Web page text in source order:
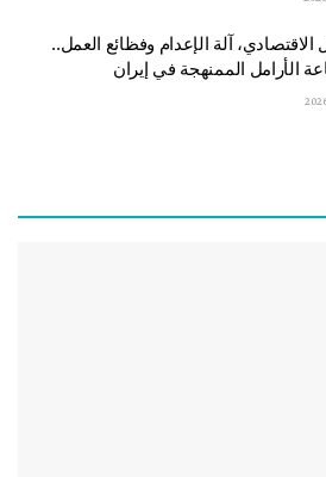
الاقتصادي، آلة الإعدام وفظائع العمل..
الأرامل الممنهجة في إيران